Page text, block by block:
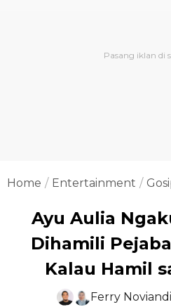
Home Entertainment
Ayu Aulia
Dihamili
Kalau Hamil
Ferry Noviandi